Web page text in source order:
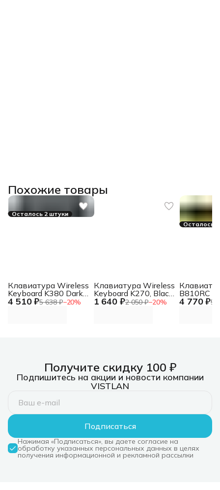
Похожие товары
Осталось 2 штуки
4 510 ₽5 638 ₽−20%
Клавиатура Wireless
Keyboard K380 Dark
Grey, Bluetooth,
1 640 ₽2 050 ₽−20%
Клавиатура Wireless
Keyboard K270, Black,
CN, Rus/Eng [920-
Осталось
4 770 ₽5
B810RC
Получите скидку 100 ₽
Подпишитесь на акции и новости компании
VISTLAN
Подписаться
Нажимая «Подписаться», вы даете согласие на
обработку указанных персональных данных в целях
получения информационной и рекламной рассылки